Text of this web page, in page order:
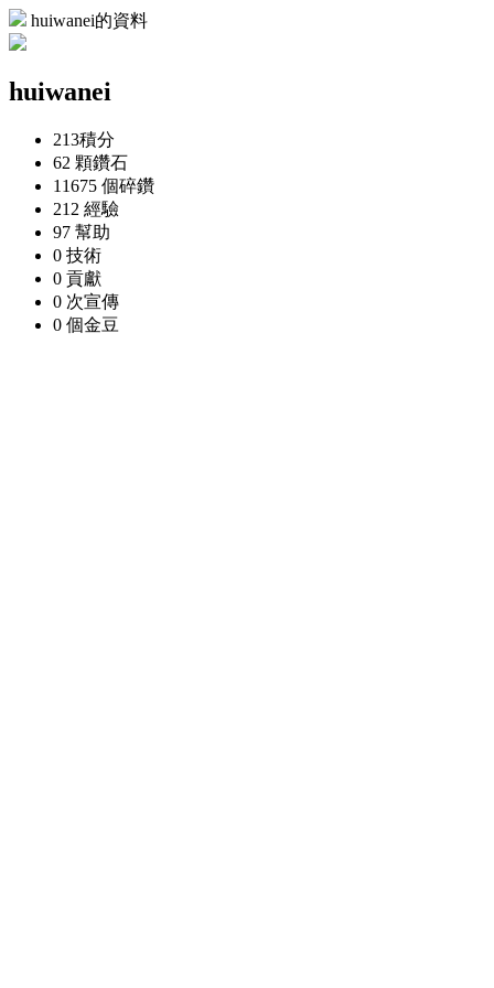
huiwanei的資料
huiwanei
213積分
62 顆鑽石
11675 個碎鑽
212 經驗
97 幫助
0 技術
0 貢獻
0 次宣傳
0 個金豆